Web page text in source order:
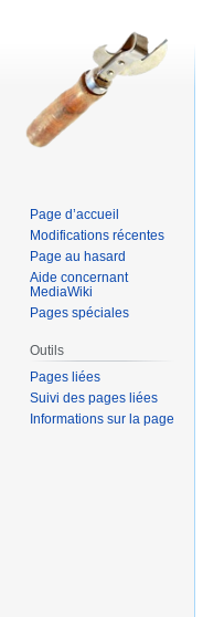
Page d’accueil
Modifications récentes
Page au hasard
Aide concernant
MediaWiki
Pages spéciales
Outils
Pages liées
Suivi des pages liées
Informations sur la page